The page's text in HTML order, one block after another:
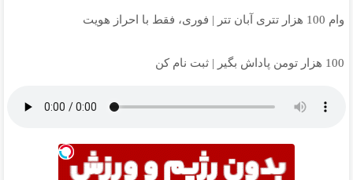
وام 100 هزار تتری آبان تتر | فوری، فقط با احراز هویت
100 هزار تومن پاداش بگیر | ثبت نام کن